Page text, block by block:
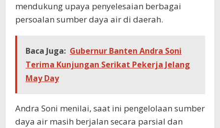
mendukung upaya penyelesaian berbagai
persoalan sumber daya air di daerah.
Baca Juga: Gubernur Banten Andra Soni
Terima Kunjungan Serikat Pekerja Jelang
May Day
Andra Soni menilai, saat ini pengelolaan sumber
daya air masih berjalan secara parsial dan